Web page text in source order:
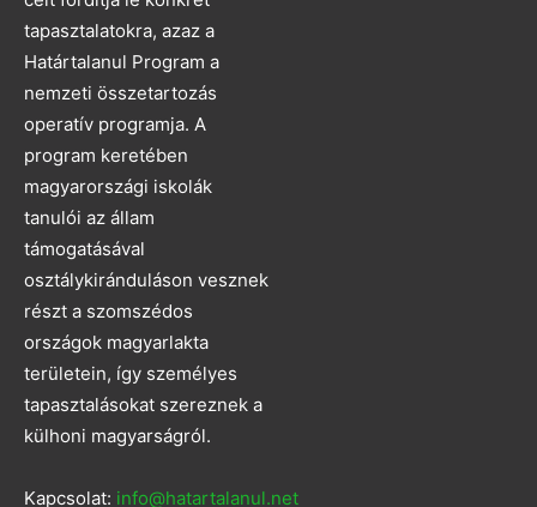
tapasztalatokra, azaz a
Határtalanul Program a
nemzeti összetartozás
operatív programja. A
program keretében
magyarországi iskolák
tanulói az állam
támogatásával
osztálykiránduláson vesznek
részt a szomszédos
országok magyarlakta
területein, így személyes
tapasztalásokat szereznek a
külhoni magyarságról.
Kapcsolat: info@hatartalanul.net